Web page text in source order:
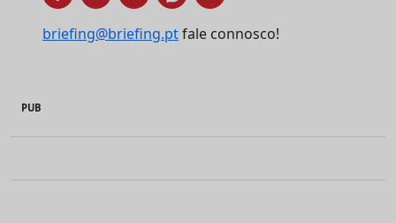
briefing@briefing.ptfale connosco!
PUB